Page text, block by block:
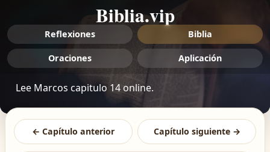
Biblia.vip
Reflexiones Biblia
Oraciones Aplicación
Lee Marcos capitulo 14 online.
← Capítulo anterior Capítulo siguiente →